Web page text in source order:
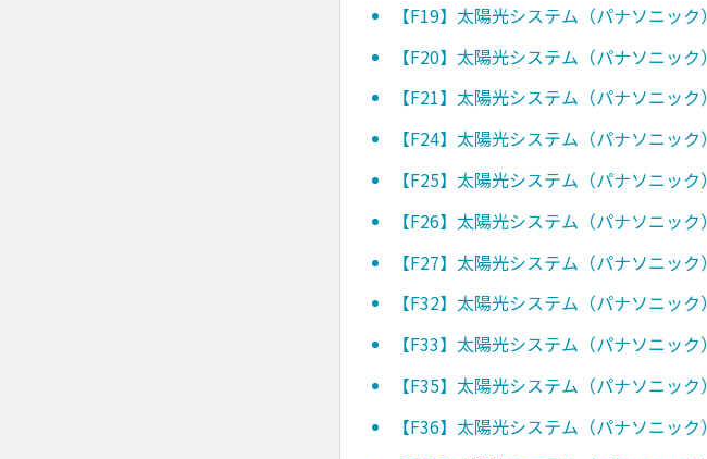
【F19】太陽光システム（パナソニック）
【F20】太陽光システム（パナソニック）
【F21】太陽光システム（パナソニック）
【F24】太陽光システム（パナソニック）
【F25】太陽光システム（パナソニック）
【F26】太陽光システム（パナソニック）
【F27】太陽光システム（パナソニック）
【F32】太陽光システム（パナソニック）
【F33】太陽光システム（パナソニック）
【F35】太陽光システム（パナソニック）
【F36】太陽光システム（パナソニック）